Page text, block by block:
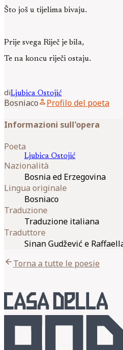
Što još u tijelima bivaju.
Prije svega Riječ je bila,
Te na koncu riječi ostaju.
diLjubica Ostojić
Bosniacoperson Profilo del poeta
Informazioni sull'opera
Poeta
Ljubica Ostojić
Nazionalità
Bosnia ed Erzegovina
Lingua originale
Bosniaco
Traduzione
Traduzione italiana
Traduttore
Sinan Gudžević e
arrow_backTorna a tutte le poesie